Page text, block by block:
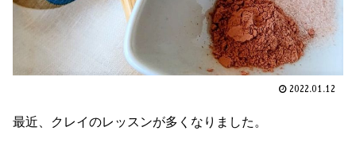
2022.01.12
最近、クレイのレッスンが多くなりました。